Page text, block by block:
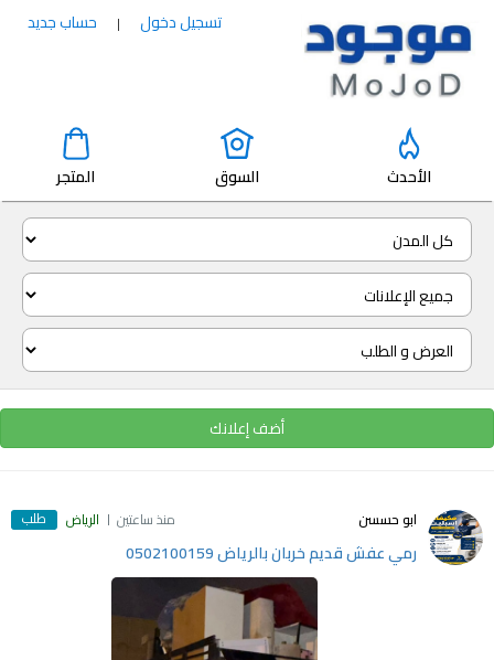
تسجيل دخول | حساب جديد
الأحدث السوق المتجر
أضف إعلانك
ابو حسسن منذ ساعتين الرياض طلب
رمي عفش قديم خربان بالرياض 0502100159